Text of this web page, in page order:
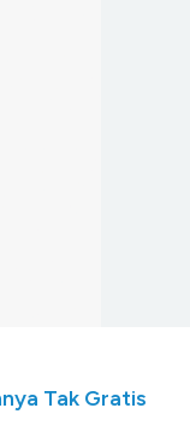
Tak Gratis